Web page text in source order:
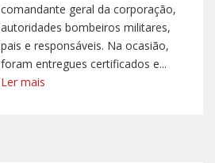
comandante geral da corporação,
autoridades bombeiros militares,
pais e responsáveis. Na ocasião,
foram entregues certificados e...
Ler mais